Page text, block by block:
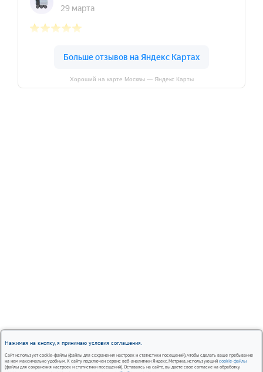
Нажимая на кнопку, я принимаю условия соглашения.
Сайт использует cookie-файлы (файлы для сохранения настроек и статистики посещений), чтобы сделать ваше пребывание
на нем максимально удобным. К сайту подключен сервис веб-аналитики Яндекс.Метрика, использующий cookie-файлы
(файлы для сохранения настроек и статистики посещений). Оставаясь на сайте, вы даете свое согласие на обработку
Хороший на карте Москвы — Яндекс Карты